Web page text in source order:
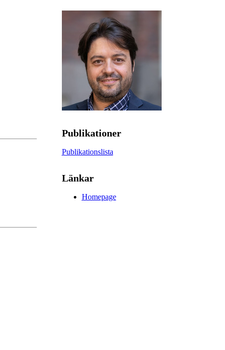
Publikationer
Publikationslista
Länkar
Homepage